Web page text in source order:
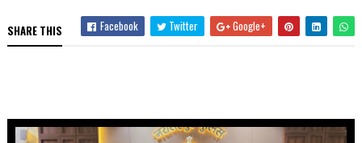
SHARE THIS Facebook Twitter Google+